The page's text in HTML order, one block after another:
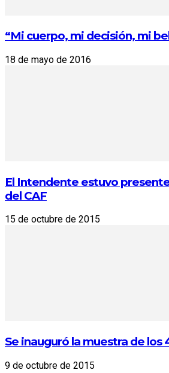
“Mi cuerpo, mi decisión, mi
18 de mayo de 2016
El Intendente estuvo
del CAF
15 de octubre de 2015
Se inauguró la muestra de los
9 de octubre de 2015